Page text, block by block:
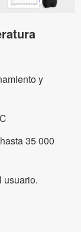
y
35 000
usuario.